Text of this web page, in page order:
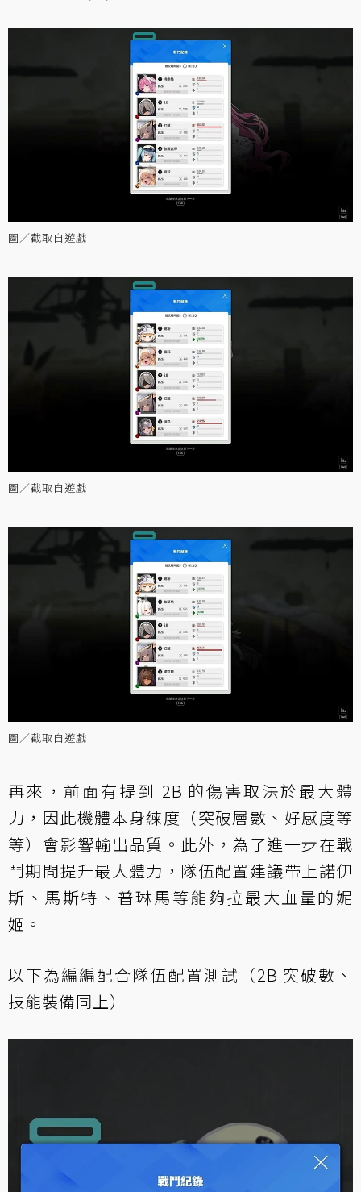
圖／截取自遊戲
圖／截取自遊戲
圖／截取自遊戲
再來，前面有提到 2B 的傷害取決於最大體
力，因此機體本身練度（突破層數、好感度等
等）會影響輸出品質。此外，為了進一步在戰
鬥期間提升最大體力，隊伍配置建議帶上諾伊
斯、馬斯特、普琳馬等能夠拉最大血量的妮
姬。
以下為編編配合隊伍配置測試（2B 突破數、
技能裝備同上）